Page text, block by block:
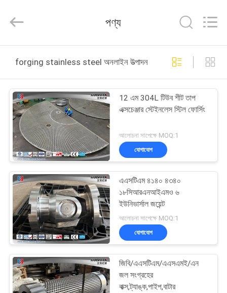
বাড়ি
পণ্য
ভিডিও
আমাদের
সম্পর্কে
কারখানা
ভ্রমণ
মান
নিয়ন্ত্রণ
ENERGY
EQUIPMENT
Rights
পণ্য
forging stainless steel অনলাইন উত্পাদন
12 এম 304L টিউব শীট তাপ
এক্সচেঞ্জার স্টেইনলেস স্টিল ফোর্সিং
আলোচনা সাপেক্ষে MOQ:1
যোগাযোগ
এএসটিএম ৪১৪০ ৪৩৪০
১৮সিআরএনআইএমও ৬
ইউনিভার্সাল জয়েন্ট
আলোচনা সাপেক্ষে MOQ:1
যোগাযোগ
জিবি/এএসটিএম/এএসএমই/এন
জল সংগ্রহের
বাক্স,ট্যাঙ্ক,পাইপ,বাটার